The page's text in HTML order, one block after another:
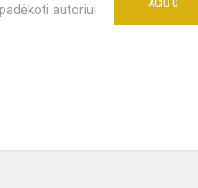
padėkoti autoriui
AČIŪ